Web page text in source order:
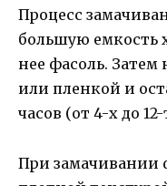
Процесс
большую емкость
нее фасоль.
или пленкой и
часов (от 4-х до
При замачивании